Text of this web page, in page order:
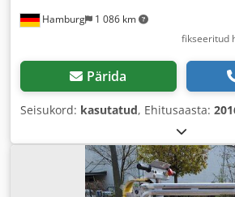
Hamburg 1 086 km
fikseeritud
Pärida
Seisukord: kasutatud, Ehitusaasta: